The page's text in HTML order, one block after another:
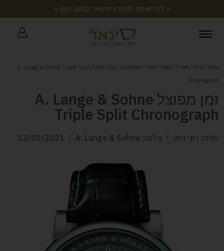
« להרשמה למגזין סיגאר לחצו כאן »
עמוד הבית / סטייל / שעוני יוקרה ותכשיטים
/ זמן מפוצל A. Lange & Sohne Triple Split
Chronograph
זמן מפוצל A. Lange & Sohne
Triple Split Chronograph
מאת: רוני נאק צילום: A. Lange & Sohne 13/03/2021